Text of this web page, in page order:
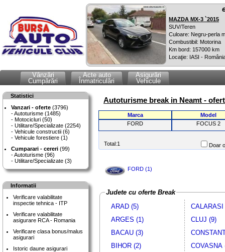
MAZDA MX-3 `2015
SUV/Teren
Culoare: Negru-perla
Combustibil: Motorina
Km bord: 157000 km
Locaţie: IASI -
Vânzări
Cumpărări
Acte auto
Înmatriculări
Asigurări
Vehicule
Statistici
Vanzari - oferte (3796)
Autoturisme (1485)
Motocicluri (50)
Utilitare/Specializate (2254)
Vehicule constructii (6)
Vehicule forestiere (1)
Cumparari - cereri (99)
Autoturisme (96)
Utilitare/Specializate (3)
Informatii
Verificare valabilitate
inspectie tehnica - ITP
Verificare valabilitate
asigurare RCA - Romania
Verificare clasa bonus/malus
asigurari
Istoric daune asigurari
Autoturisme break in Neamt -
Marca
Model
FORD
FOCUS 2
Total:1 Doar
FORD (1)
Judete cu oferte Break
ARAD (5)
ARGES (1)
BACAU (3)
BIHOR (2)
CALARASI
CLUJ (9)
COVASNA